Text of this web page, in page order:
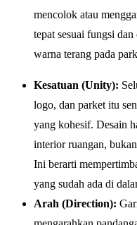
mencolok atau
tepat sesuai fungsi
warna terang pada
Kesatuan (Unity):
logo, dan parket itu
yang kohesif. Desain
interior ruangan,
Ini berarti
yang sudah ada di
Arah (Direction):